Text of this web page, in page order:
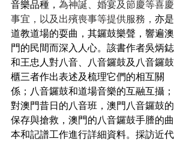
音樂品種， 為神誕、婚宴及節慶等喜慶
事宜，以及出殯喪事等提供服務， 亦是
道教道場的耍曲，其鑼鼓樂聲，響遍澳
門的民間而深入人心。 該書作者吳炳鋕
和王忠人對八音、八音鑼鼓及八音鑼鼓
櫃三者作出表述及梳理它們的相互關
係；八音鑼鼓和道場音樂的互融互攝；
對澳門昔日的八音班，澳門八音鑼鼓的
保存與搶救，澳門的八音鑼鼓手謄的曲
本和記譜工作進行詳細資料。採訪近代